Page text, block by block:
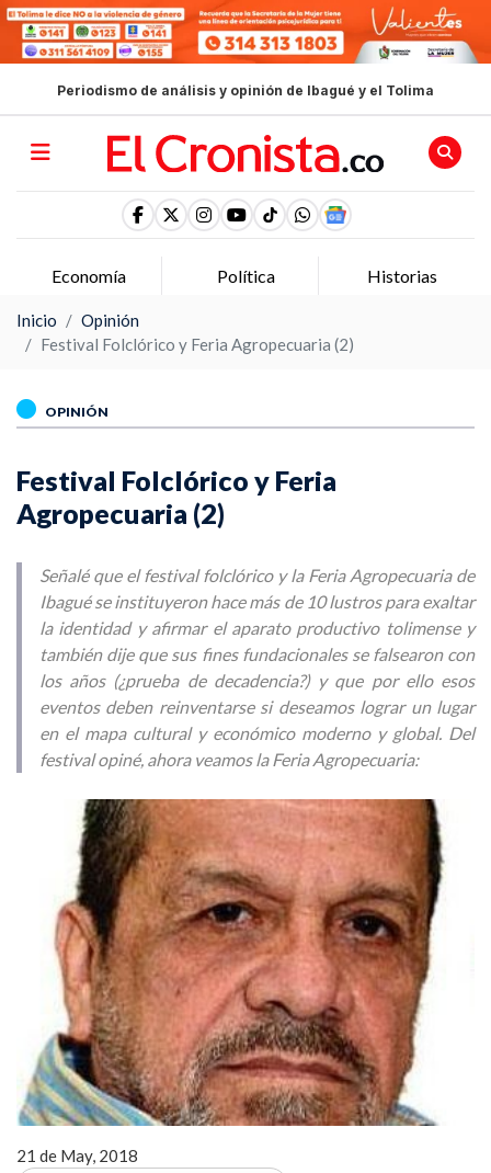
Periodismo de análisis y opinión de Ibagué y el Tolima
Economía Política Historias
Inicio
Opinión
Festival Folclórico y Feria Agropecuaria (2)
OPINIÓN
Festival Folclórico y Feria
Agropecuaria (2)
Señalé que el festival folclórico y la Feria Agropecuaria de
Ibagué se instituyeron hace más de 10 lustros para exaltar
la identidad y afirmar el aparato productivo tolimense y
también dije que sus fines fundacionales se falsearon con
los años (¿prueba de decadencia?) y que por ello esos
eventos deben reinventarse si deseamos lograr un lugar
en el mapa cultural y económico moderno y global. Del
festival opiné, ahora veamos la Feria Agropecuaria:
21 de May, 2018